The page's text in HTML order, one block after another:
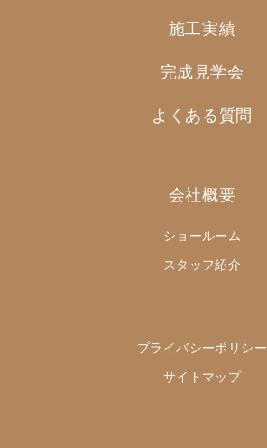
施工実績
完成見学会
よくある質問
会社概要
ショールーム
スタッフ紹介
プライバシーポリシー
サイトマップ